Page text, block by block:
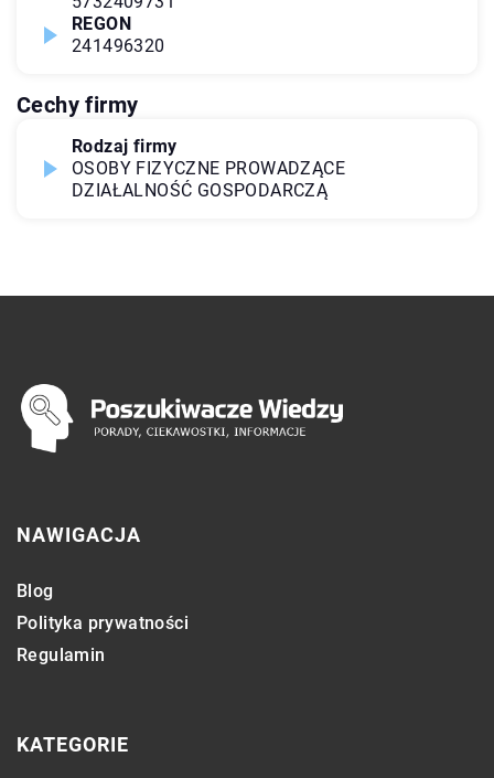
REGON
241496320
Cechy firmy
Rodzaj firmy
OSOBY FIZYCZNE PROWADZĄCE
DZIAŁALNOŚĆ GOSPODARCZĄ
NAWIGACJA
Blog
Polityka prywatności
Regulamin
KATEGORIE